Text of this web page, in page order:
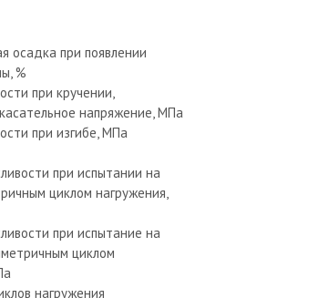
осадка при появлении
%
при кручении,
напряжение, МПа
при изгибе, МПа
при испытании на
циклом нагружения,
при испытание на
циклом
нагружения